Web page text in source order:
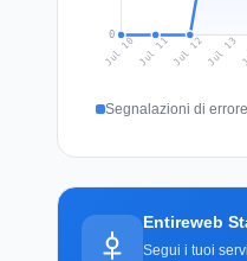
0
Jul 10 Jul 11Jul 12Jul 13
Segnalazioni di errore
Entireweb
Segui i tuoi